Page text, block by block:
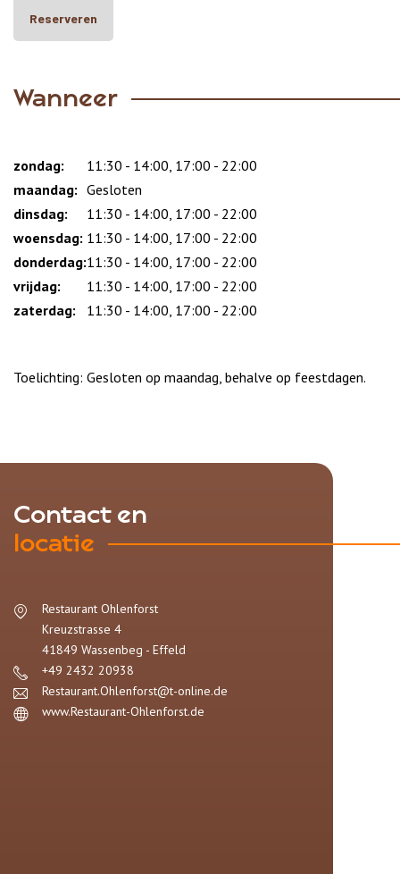
Reserveren
Wanneer
Dag
Time
slot
Reactie
zondag:
11:30 - 14:00, 17:00 - 22:00
maandag: Gesloten
dinsdag:
11:30 - 14:00, 17:00 - 22:00
woensdag: 11:30 - 14:00, 17:00 - 22:00
donderdag:11:30 - 14:00, 17:00 - 22:00
vrijdag:
11:30 - 14:00, 17:00 - 22:00
zaterdag:
11:30 - 14:00, 17:00 - 22:00
Toelichting: Gesloten op maandag, behalve op feestdagen.
Contact en
locatie
Restaurant Ohlenforst
Kreuzstrasse 4
41849 Wassenbeg - Effeld
+49 2432 20938
Restaurant.Ohlenforst@t-online.de
www.Restaurant-Ohlenforst.de